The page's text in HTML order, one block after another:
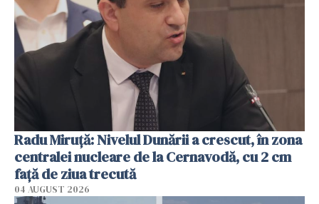
Radu Miruţă: Nivelul Dunării a crescut, în zona
centralei nucleare de la Cernavodă, cu 2 cm
faţă de ziua trecută
04 AUGUST 2026